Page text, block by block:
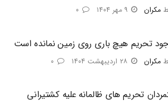
مکران
تحریم هیچ باری روی زمین نمانده است
مکران
تحریم های ظالمانه علیه کشتیرانی